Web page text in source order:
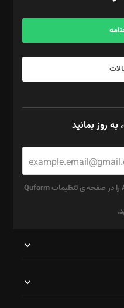
روز بمانید
برای استفاده از ریکپچا بایستی کلید API را در صفحه ی تنظیمات Quform